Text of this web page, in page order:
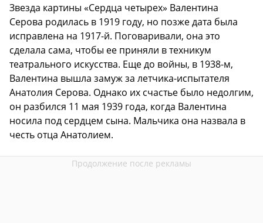
Звезда картины «Сердца четырех» Валентина
Серова родилась в 1919 году, но позже дата была
исправлена на 1917-й. Поговаривали, она это
сделала сама, чтобы ее приняли в техникум
театрального искусства. Еще до войны, в 1938-м,
Валентина вышла замуж за летчика-испытателя
Анатолия Серова. Однако их счастье было недолгим,
он разбился 11 мая 1939 года, когда Валентина
носила под сердцем сына. Мальчика она назвала в
честь отца Анатолием.